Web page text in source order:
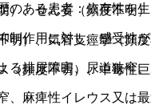
ある患者：依存性を生
作用に対し、感受性
排尿障害、尿道狭窄
麻痺性イレウス又は
）、せん妄（頻度不明）
）、気管支痙攣（頻度
頻度不明）、中毒性